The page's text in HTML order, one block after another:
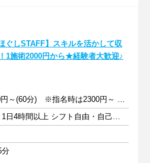
ぐしSTAFF】スキルを活かして収
1施術2000円から★経験者大歓迎♪
1施術2000円～(60分) ※指名時は2300円～ (完全出来高制)
週1日以上 1日4時間以上 シフト自由・自己申告
分